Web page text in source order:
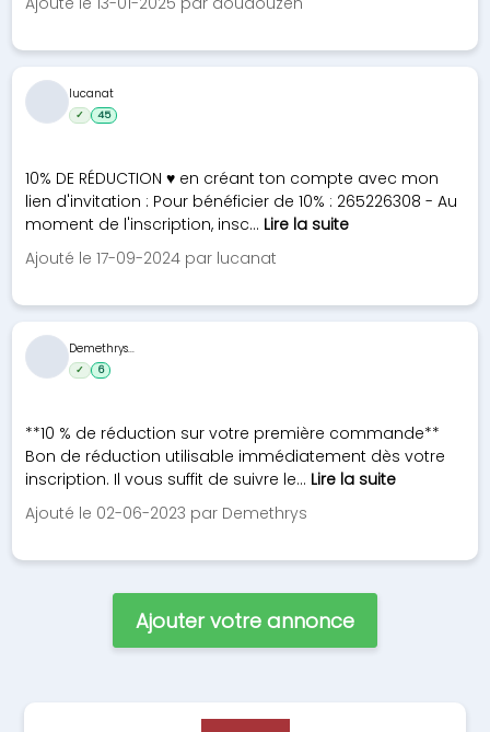
10% DE RÉDUCTION ♥ en créant ton compte avec mon
lien d'invitation : Pour bénéficier de 10% : 265226308 - Au
moment de l'inscription, insc... Lire la suite
Ajouté le 17-09-2024 par lucanat
lucanat
✓ 45
**10 % de réduction sur votre première commande**
Bon de réduction utilisable immédiatement dès votre
inscription. Il vous suffit de suivre le... Lire la suite
Ajouté le 02-06-2023 par Demethrys
Demethrys...
✓ 6
Ajouter votre annonce